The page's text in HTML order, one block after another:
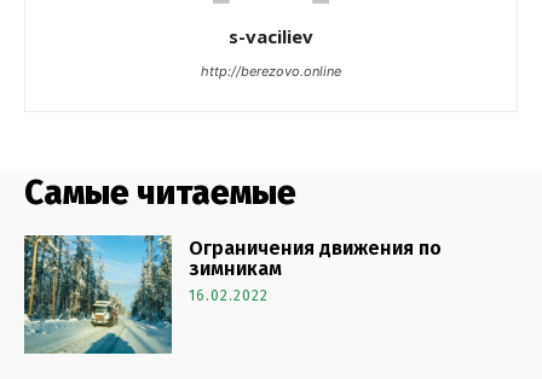
s-vaciliev
http://berezovo.online
Самые читаемые
Ограничения движения по
зимникам
16.02.2022